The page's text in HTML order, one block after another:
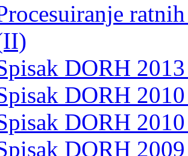
DORH
DORH
DORH
DORH 2009